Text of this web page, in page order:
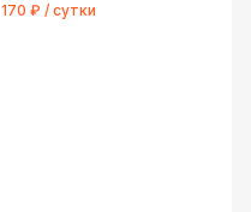
170 ₽ / сутки